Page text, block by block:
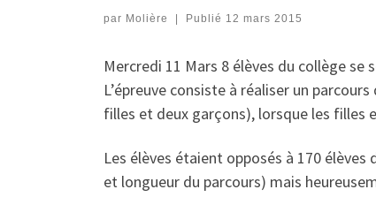
par Molière Publié 12 mars 2015
Mercredi 11 Mars 8 élèves du collège se
L’épreuve consiste à réaliser un
filles et deux garçons), lorsque les filles
Les élèves étaient opposés à 170
et longueur du parcours) mais